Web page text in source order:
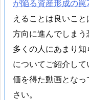
が陥る資産形成の罠
えることは良いこ
方向に進んでしまう
多くの人にあまり
についてご紹介し
価を得た動画とな
さい。